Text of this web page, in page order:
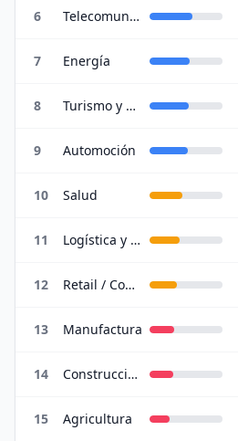
6 Telecomunicaciones
7 Energía
8 Turismo y Hostelería
9 Automoción
10 Salud
11 Logística y Transporte
12 Retail / Comercio
13 Manufactura
14 Construcción
15 Agricultura